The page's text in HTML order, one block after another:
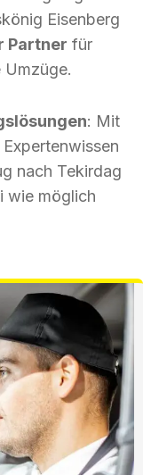
Eisenberg
Partner für
Umzüge.
: Mit
nach Tekirdag
wie möglich